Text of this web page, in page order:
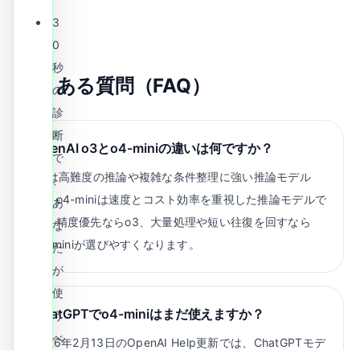
い。
よくある質問（FAQ）
OpenAI o3とo4-miniの違いは何ですか？
o3は高難度の推論や複雑な条件整理に強い推論モデル
で、o4-miniは速度とコスト効率を重視した推論モデルで
す。精度優先ならo3、大量処理や短い往復を回すなら
o4-miniが選びやすくなります。
ChatGPTでo4-miniはまだ使えますか？
2026年2月13日のOpenAI Help更新では、ChatGPTモデ
3
0
秒
の
診
断
で
、
あ
な
た
が
使
う
べ